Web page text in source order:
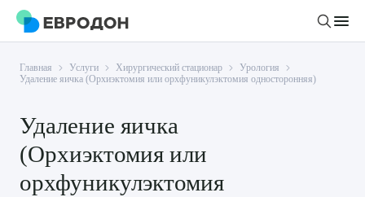
Личный кабинет
О компании
Новости
Статьи
Врачи
Главная Услуги Хирургический стационар
Урология
Удаление яичка (Орхиэктомия или орхфуникулэктомия односторонняя)
Удаление яичка
(Орхиэктомия или
орхфуникулэктомия